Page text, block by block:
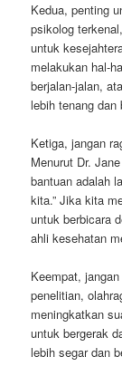
Kedua, penting
psikolog
untuk
melakukan hal-
berjalan-jalan,
lebih tenang dan
Ketiga, jangan
Menurut Dr.
bantuan adalah
kita.” Jika kita
untuk berbicara
ahli kesehatan
Keempat,
penelitian,
meningkatkan
untuk bergerak
lebih segar dan